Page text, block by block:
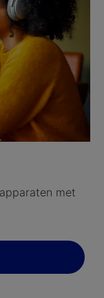
met